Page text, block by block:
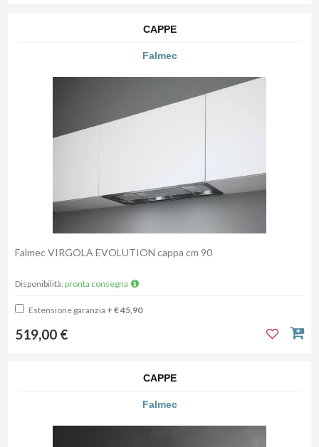
CAPPE
Falmec
Falmec VIRGOLA EVOLUTION cappa cm 90
Disponibilità: pronta consegna
Estensione garanzia + € 45,90
519,00 €
CAPPE
Falmec